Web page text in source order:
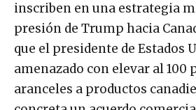
inscriben en una estrategia
presión de Trump hacia
que el presidente de Estados
amenazado con elevar al 100
aranceles a productos